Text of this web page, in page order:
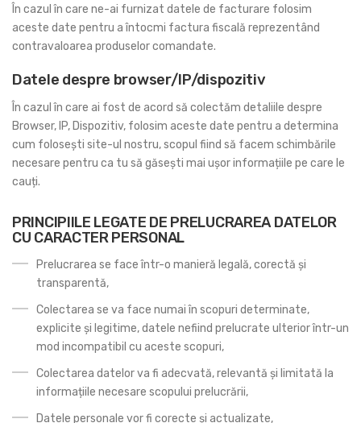
În cazul în care ne-ai furnizat datele de facturare folosim
aceste date pentru a întocmi factura fiscală reprezentând
contravaloarea produselor comandate.
Datele despre browser/IP/dispozitiv
În cazul în care ai fost de acord să colectăm detaliile despre
Browser, IP, Dispozitiv, folosim aceste date pentru a determina
cum folosești site-ul nostru, scopul fiind să facem schimbările
necesare pentru ca tu să găsești mai ușor informațiile pe care le
cauți.
PRINCIPIILE LEGATE DE PRELUCRAREA DATELOR
CU CARACTER PERSONAL
Prelucrarea se face într-o manieră legală, corectă și
transparentă,
Colectarea se va face numai în scopuri determinate,
explicite și legitime, datele nefiind prelucrate ulterior într-un
mod incompatibil cu aceste scopuri,
Colectarea datelor va fi adecvată, relevantă și limitată la
informațiile necesare scopului prelucrării,
Datele personale vor fi corecte și actualizate,